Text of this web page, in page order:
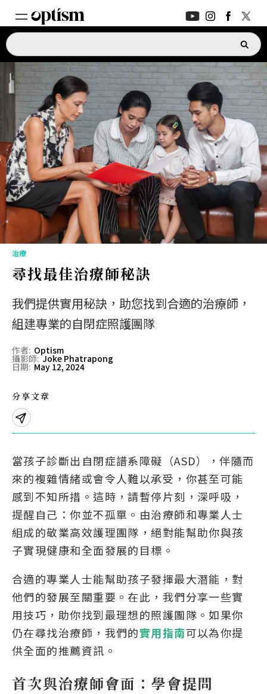
專家支援 新功能
家長討論區 新功能
深度對話
日常生活
支援指南 新功能
ASK OPTISM 升級版
登入
© 2026 21 Concepts Ltd. 版權所有。
治療
尋找最佳治療師秘訣
我們提供實用秘訣，助您找到合適的治療師，
組建專業的自閉症照護團隊
作者: Optism
攝影師: Joke Phatrapong
日期: May 12, 2024
分享文章
當孩子診斷出自閉症譜系障礙（ASD），伴隨而
來的複雜情緒或會令人難以承受，你甚至可能
感到不知所措。這時，請暫停片刻，深呼吸，
提醒自己：你並不孤單。由治療師和專業人士
組成的敬業高效護理團隊，絕對能幫助你與孩
子實現健康和全面發展的目標。
合適的專業人士能幫助孩子發揮最大潛能，對
他們的發展至關重要。在此，我們分享一些實
用技巧，助你找到最理想的照護團隊。如果你
仍在尋找治療師，我們的實用指南可以為你提
供全面的推薦資訊。
首次與治療師會面：學會提問